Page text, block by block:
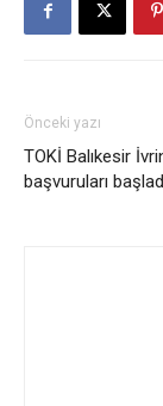
Önceki yazı
TOKİ Balıkesir
başvuruları